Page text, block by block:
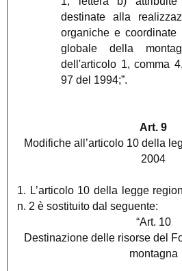
destinate alla
organiche e
globale della
dell'articolo 1, comma
97 del 1994;”.
Art. 9
Modifiche all’articolo 10 della
2004
1. L’articolo 10 della legge
n. 2 è sostituito dal seguente:
“Art. 10
Destinazione delle risorse del
montagna